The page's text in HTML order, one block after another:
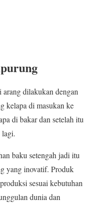
dilakukan dengan
kelapa di masukan ke
di bakar dan setelah itu
lagi.
baku setengah jadi itu
yang inovatif. Produk
sesuai kebutuhan
dunia dan